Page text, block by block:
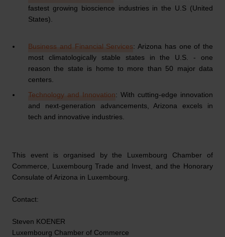
fastest growing bioscience industries in the U.S (United
States).
Business and Financial Services: Arizona has one of the
most climatologically stable states in the U.S. - one
reason the state is home to more than 50 major data
centers.
Technology and Innovation: With cutting-edge innovation
and next-generation advancements, Arizona excels in
tech and innovative industries.
This event is organised by the Luxembourg Chamber of
Commerce, Luxembourg Trade and Invest, and the Honorary
Consulate of Arizona in Luxembourg.
Contact:
Steven KOENER
Luxembourg Chamber of Commerce